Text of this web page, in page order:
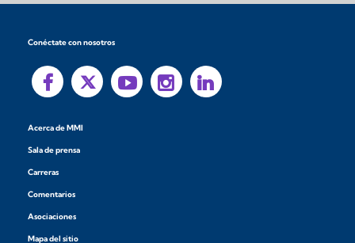
Conéctate con nosotros
Acerca de MMI
Sala de prensa
Carreras
Comentarios
Asociaciones
Mapa del sitio